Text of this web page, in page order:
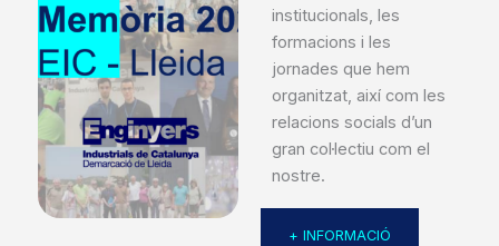
institucionals, les
formacions i les
jornades que hem
organitzat, així com les
relacions socials d’un
gran col·lectiu com el
nostre.
+ INFORMACIÓ